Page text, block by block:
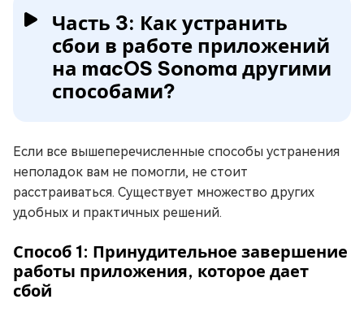
Часть 3: Как устранить
сбои в работе приложений
на macOS Sonoma другими
способами?
Если все вышеперечисленные способы устранения
неполадок вам не помогли, не стоит
расстраиваться. Существует множество других
удобных и практичных решений.
Способ 1: Принудительное завершение
работы приложения, которое дает
сбой